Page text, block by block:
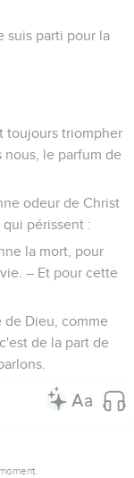
suis parti pour la
toujours triompher
nous, le parfum de
odeur de Christ
périssent :
la mort, pour
– Et pour cette
de Dieu, comme
de la part de